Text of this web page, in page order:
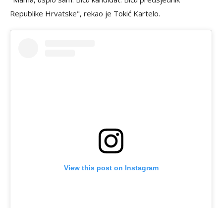
Republike Hrvatske", rekao je Tokić Kartelo.
View this post on Instagram